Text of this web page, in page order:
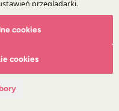
cookies
cookies